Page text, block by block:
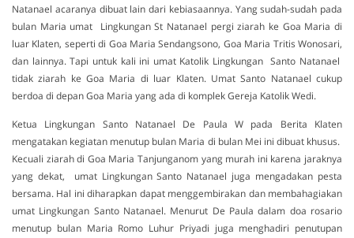
Natanael acaranya dibuat lain dari kebiasaannya. Yang sudah-sudah pada
bulan Maria umat Lingkungan St Natanael pergi ziarah ke Goa Maria di
luar Klaten, seperti di Goa Maria Sendangsono, Goa Maria Tritis Wonosari,
dan lainnya. Tapi untuk kali ini umat Katolik Lingkungan Santo Natanael
tidak ziarah ke Goa Maria di luar Klaten. Umat Santo Natanael cukup
berdoa di depan Goa Maria yang ada di komplek Gereja Katolik Wedi.
Ketua Lingkungan Santo Natanael De Paula W pada Berita Klaten
mengatakan kegiatan menutup bulan Maria di bulan Mei ini dibuat khusus.
Kecuali ziarah di Goa Maria Tanjunganom yang murah ini karena jaraknya
yang dekat, umat Lingkungan Santo Natanael juga mengadakan pesta
bersama. Hal ini diharapkan dapat menggembirakan dan membahagiakan
umat Lingkungan Santo Natanael. Menurut De Paula dalam doa rosario
menutup bulan Maria Romo Luhur Priyadi juga menghadiri penutupan